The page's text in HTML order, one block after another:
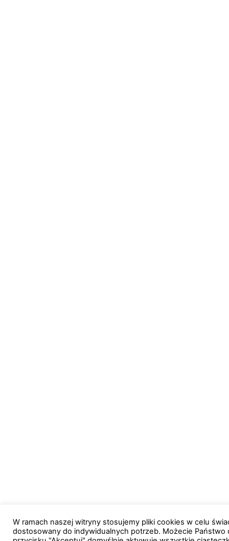
W ramach naszej witryny stosujemy pliki cookies w celu
dostosowany do indywidualnych potrzeb. Możecie